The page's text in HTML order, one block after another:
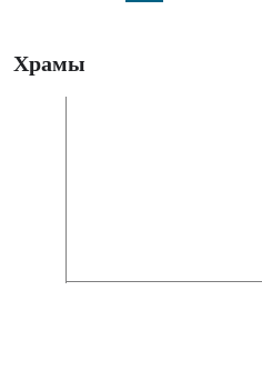
Храмы